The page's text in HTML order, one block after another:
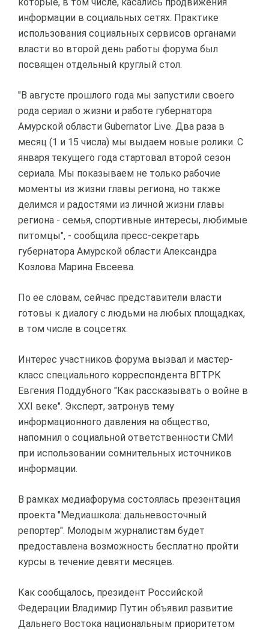
информации в социальных сетях. Практике
использования социальных сервисов органами
власти во второй день работы форума был
посвящен отдельный круглый стол.
"В августе прошлого года мы запустили своего
рода сериал о жизни и работе губернатора
Амурской области Gubernator Live. Два раза в
месяц (1 и 15 числа) мы выдаем новые ролики. С
января текущего года стартовал второй сезон
сериала. Мы показываем не только рабочие
моменты из жизни главы региона, но также
делимся и радостями из личной жизни главы
региона - семья, спортивные интересы, любимые
питомцы", - сообщила пресс-секретарь
губернатора Амурской области Александра
Козлова Марина Евсеева.
По ее словам, сейчас представители власти
готовы к диалогу с людьми на любых площадках,
в том числе в соцсетях.
Интерес участников форума вызвал и мастер-
класс специального корреспондента ВГТРК
Евгения Поддубного "Как рассказывать о войне в
XXI веке". Эксперт, затронув тему
информационного давления на общество,
напомнил о социальной ответственности СМИ
при использовании сомнительных источников
информации.
В рамках медиафорума состоялась презентация
проекта "Медиашкола: дальневосточный
репортер". Молодым журналистам будет
предоставлена возможность бесплатно пройти
курсы в течение девяти месяцев.
Как сообщалось, президент Российской
Федерации Владимир Путин объявил развитие
Дальнего Востока национальным приоритетом